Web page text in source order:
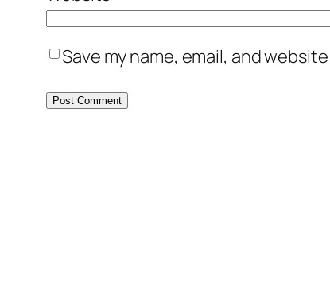
Save my name, email, and